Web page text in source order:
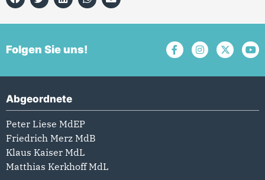
Folgen Sie uns!
Abgeordnete
Peter Liese MdEP
Friedrich Merz MdB
Klaus Kaiser MdL
Matthias Kerkhoff MdL